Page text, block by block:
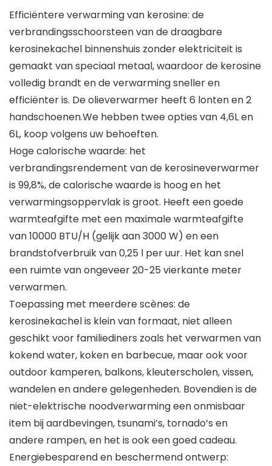
Efficiëntere verwarming van kerosine: de
verbrandingsschoorsteen van de draagbare
kerosinekachel binnenshuis zonder elektriciteit is
gemaakt van speciaal metaal, waardoor de kerosine
volledig brandt en de verwarming sneller en
efficiënter is. De olieverwarmer heeft 6 lonten en 2
handschoenen.We hebben twee opties van 4,6L en
6L, koop volgens uw behoeften.
Hoge calorische waarde: het
verbrandingsrendement van de kerosineverwarmer
is 99,8%, de calorische waarde is hoog en het
verwarmingsoppervlak is groot. Heeft een goede
warmteafgifte met een maximale warmteafgifte
van 10000 BTU/H (gelijk aan 3000 W) en een
brandstofverbruik van 0,25 l per uur. Het kan snel
een ruimte van ongeveer 20-25 vierkante meter
verwarmen.
Toepassing met meerdere scènes: de
kerosinekachel is klein van formaat, niet alleen
geschikt voor familiediners zoals het verwarmen van
kokend water, koken en barbecue, maar ook voor
outdoor kamperen, balkons, kleuterscholen, vissen,
wandelen en andere gelegenheden. Bovendien is de
niet-elektrische noodverwarming een onmisbaar
item bij aardbevingen, tsunami’s, tornado’s en
andere rampen, en het is ook een goed cadeau.
Energiebesparend en beschermend ontwerp: